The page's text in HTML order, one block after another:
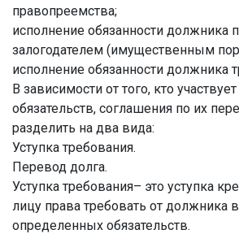
правопреемства;
исполнение обязанности должника
залогодателем (имущественным
исполнение обязанности должника
В зависимости от того, кто
обязательств, соглашения по их
разделить на два вида:
Уступка требования.
Перевод долга.
Уступка требования– это уступка
лицу права требовать от должника
определенных обязательств.